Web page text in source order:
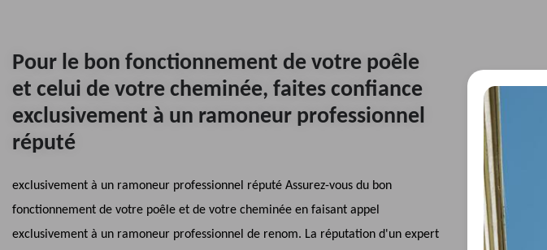
Pour le bon fonctionnement de votre poêle
et celui de votre cheminée, faites confiance
exclusivement à un ramoneur professionnel
réputé
exclusivement à un ramoneur professionnel réputé Assurez-vous du bon
fonctionnement de votre poêle et de votre cheminée en faisant appel
exclusivement à un ramoneur professionnel de renom. La réputation d'un expert